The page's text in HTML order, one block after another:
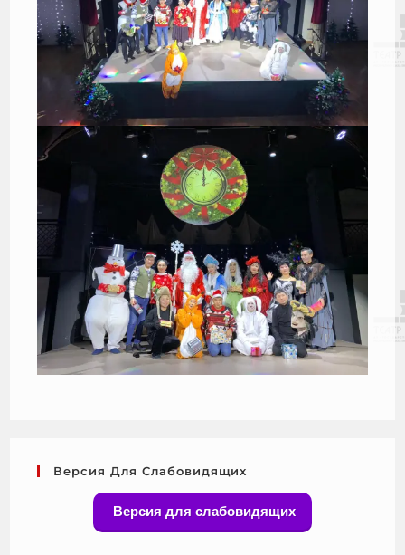
Версия Для Слабовидящих
Версия для слабовидящих